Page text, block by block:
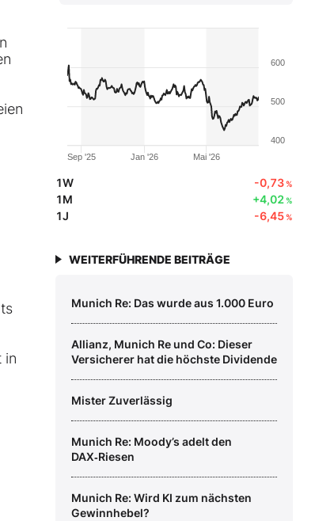
in
Jan '26
Sep '25 Mai '26
400
500
600
1W -0,73%
1M +4,02%
1J -6,45%
WEITERFÜHRENDE BEITRÄGE
Munich Re: Das wurde aus 1.000 Euro
Allianz, Munich Re und Co: Dieser
Versicherer hat die höchste Dividende
Mister Zuverlässig
Munich Re: Moody’s adelt den
DAX‑Riesen
Munich Re: Wird KI zum nächsten
Gewinnhebel?